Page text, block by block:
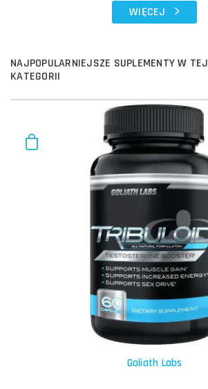
WIĘCEJ
NAJPOPULARNIEJSZE SUPLEMENTY W TEJ
KATEGORII
Goliath Labs